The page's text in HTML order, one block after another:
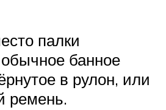
палки
банное
в рулон, или
ремень.